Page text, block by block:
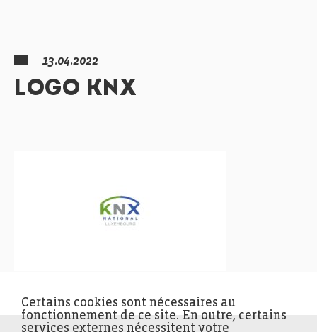
13.04.2022
LOGO KNX
Certains cookies sont nécessaires au
fonctionnement de ce site. En outre, certains
services externes nécessitent votre